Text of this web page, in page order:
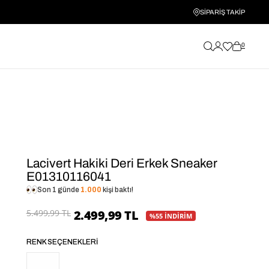
SİPARİŞ TAKİP
0
Lacivert Hakiki Deri Erkek Sneaker
E01310116041
Son 1 günde 1.000 kişi baktı!
5.499,99 TL 2.499,99 TL %55 İNDİRİM
RENK SEÇENEKLERI